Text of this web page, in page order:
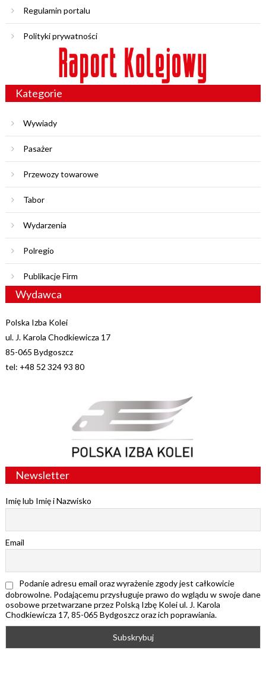
Regulamin portalu
Polityki prywatności
Kategorie
Wywiady
Pasażer
Przewozy towarowe
Tabor
Wydarzenia
Polregio
Publikacje Firm
Wydawca
Polska Izba Kolei
ul. J. Karola Chodkiewicza 17
85-065 Bydgoszcz
tel: +48 52 324 93 80
Newsletter
Imię lub Imię i Nazwisko
Email
Podanie adresu email oraz wyrażenie zgody jest całkowicie
dobrowolne. Podającemu przysługuje prawo do wglądu w swoje dane
osobowe przetwarzane przez Polską Izbę Kolei ul. J. Karola
Chodkiewicza 17, 85-065 Bydgoszcz oraz ich poprawiania.